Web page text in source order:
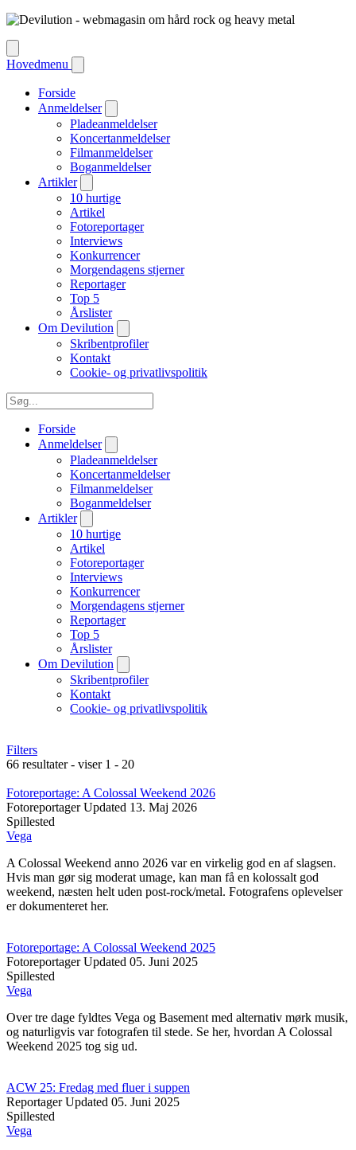
Hovedmenu
Forside
Anmeldelser
Pladeanmeldelser
Koncertanmeldelser
Filmanmeldelser
Boganmeldelser
Artikler
10 hurtige
Artikel
Fotoreportager
Interviews
Konkurrencer
Morgendagens stjerner
Reportager
Top 5
Årslister
Om Devilution
Skribentprofiler
Kontakt
Cookie- og privatlivspolitik
Forside
Anmeldelser
Pladeanmeldelser
Koncertanmeldelser
Filmanmeldelser
Boganmeldelser
Artikler
10 hurtige
Artikel
Fotoreportager
Interviews
Konkurrencer
Morgendagens stjerner
Reportager
Top 5
Årslister
Om Devilution
Skribentprofiler
Kontakt
Cookie- og privatlivspolitik
Filters
66 resultater - viser 1 - 20
Fotoreportage: A Colossal Weekend 2026
Fotoreportager Updated 13. Maj 2026
Spillested
Vega
A Colossal Weekend anno 2026 var en virkelig god en af slagsen.
Hvis man gør sig moderat umage, kan man få en kolossalt god
weekend, næsten helt uden post-rock/metal. Fotografens oplevelser
er dokumenteret her.
Fotoreportage: A Colossal Weekend 2025
Fotoreportager Updated 05. Juni 2025
Spillested
Vega
Over tre dage fyldtes Vega og Basement med alternativ mørk musik,
og naturligvis var fotografen til stede. Se her, hvordan A Colossal
Weekend 2025 tog sig ud.
ACW 25: Fredag med fluer i suppen
Reportager Updated 05. Juni 2025
Spillested
Vega